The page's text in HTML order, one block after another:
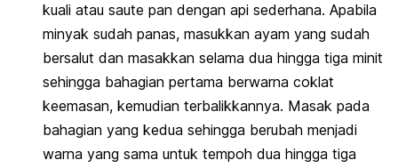
kuali atau saute pan dengan api sederhana. Apabila
minyak sudah panas, masukkan ayam yang sudah
bersalut dan masakkan selama dua hingga tiga minit
sehingga bahagian pertama berwarna coklat
keemasan, kemudian terbalikkannya. Masak pada
bahagian yang kedua sehingga berubah menjadi
warna yang sama untuk tempoh dua hingga tiga